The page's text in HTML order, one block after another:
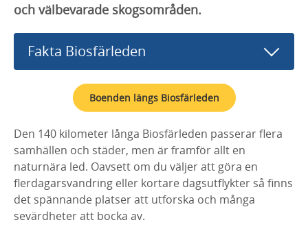
och välbevarade skogsområden.
Fakta Biosfärleden
Boenden längs Biosfärleden
Den 140 kilometer långa Biosfärleden passerar flera
samhällen och städer, men är framför allt en
naturnära led. Oavsett om du väljer att göra en
flerdagarsvandring eller kortare dagsutflykter så finns
det spännande platser att utforska och många
sevärdheter att bocka av.